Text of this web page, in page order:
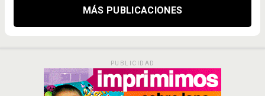
MÁS PUBLICACIONES
PUBLICIDAD